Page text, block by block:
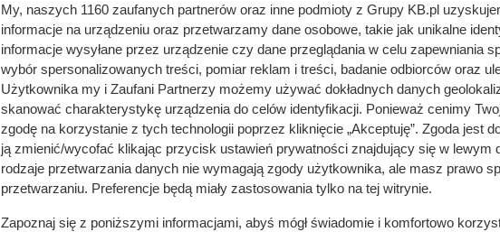
My, naszych 1160 zaufanych partnerów oraz inne podmioty z Grupy KB.pl
informacje na urządzeniu oraz przetwarzamy dane osobowe, takie jak unikalne
informacje wysyłane przez urządzenie czy dane przeglądania w celu zapewniania
wybór spersonalizowanych treści, pomiar reklam i treści, badanie odbiorców oraz
Użytkownika my i Zaufani Partnerzy możemy używać dokładnych danych
skanować charakterystykę urządzenia do celów identyfikacji. Ponieważ cenimy
zgodę na korzystanie z tych technologii poprzez kliknięcie „Akceptuję”. Zgoda jest
ją zmienić/wycofać klikając przycisk ustawień prywatności znajdujący się w lewym
rodzaje przetwarzania danych nie wymagają zgody użytkownika, ale masz prawo
przetwarzaniu. Preferencje będą miały zastosowania tylko na tej witrynie.
Zapoznaj się z poniższymi informacjami, abyś mógł świadomie i komfortowo